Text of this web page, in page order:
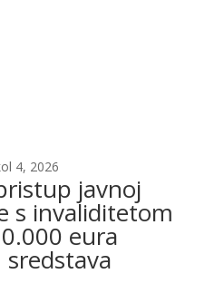
4, 2026
javnoj
s invaliditetom
eura